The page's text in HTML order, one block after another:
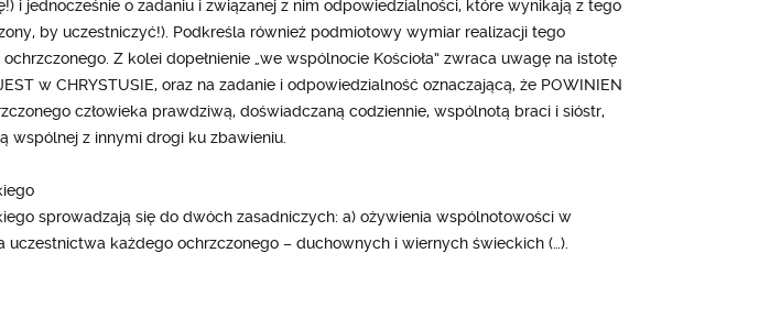
i jednocześnie o zadaniu i związanej z nim odpowiedzialności, które wynikają z tego
by uczestniczyć!). Podkreśla również podmiotowy wymiar realizacji tego
Z kolei dopełnienie „we wspólnocie Kościoła” zwraca uwagę na istotę
w CHRYSTUSIE, oraz na zadanie i odpowiedzialność oznaczającą, że POWINIEN
człowieka prawdziwą, doświadczaną codziennie, wspólnotą braci i sióstr,
wspólnej z innymi drogi ku zbawieniu.
sprowadzają się do dwóch zasadniczych: a) ożywienia wspólnotowości w
uczestnictwa każdego ochrzczonego – duchownych i wiernych świeckich (…).